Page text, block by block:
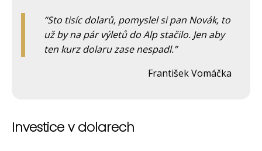
Sto tisíc dolarů, pomyslel si pan Novák, to
už by na pár výletů do Alp stačilo. Jen aby
ten kurz dolaru zase nespadl.
František Vomáčka
Investice v dolarech